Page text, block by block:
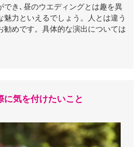
き､昼のウエディングとは趣を異
力といえるでしょう。人とは違う
めです。具体的な演出については
気を付けたいこと